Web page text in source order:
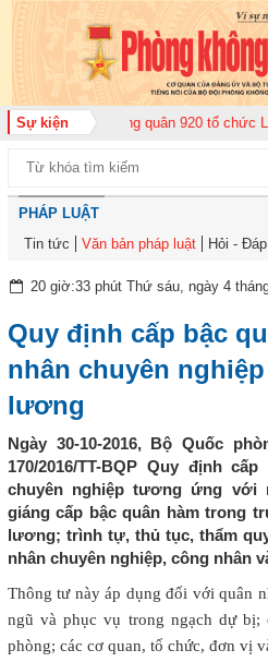
Sự kiện
đoàn Không quân 920 tổ chức Lễ
PHÁP LUẬT
Tin tức
Văn bản pháp luật Hỏi - Đáp
20 giờ:33 phút Thứ sáu, ngày 4
Quy định cấp bậc
nhân chuyên
lương
Ngày 30-10-2016, Bộ Quốc
170/2016/TT-BQP Quy định
chuyên nghiệp tương ứng với
giáng cấp bậc quân hàm trong
lương; trình tự, thủ tục, thẩm
nhân chuyên nghiệp, công nhân
Thông tư này áp dụng đối với quân
ngũ và phục vụ trong ngạch dự bị;
phòng; các cơ quan, tổ chức, đơn vị